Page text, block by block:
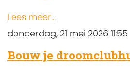
Lees meer...
donderdag, 21 mei 2026 11:55
Bouw je